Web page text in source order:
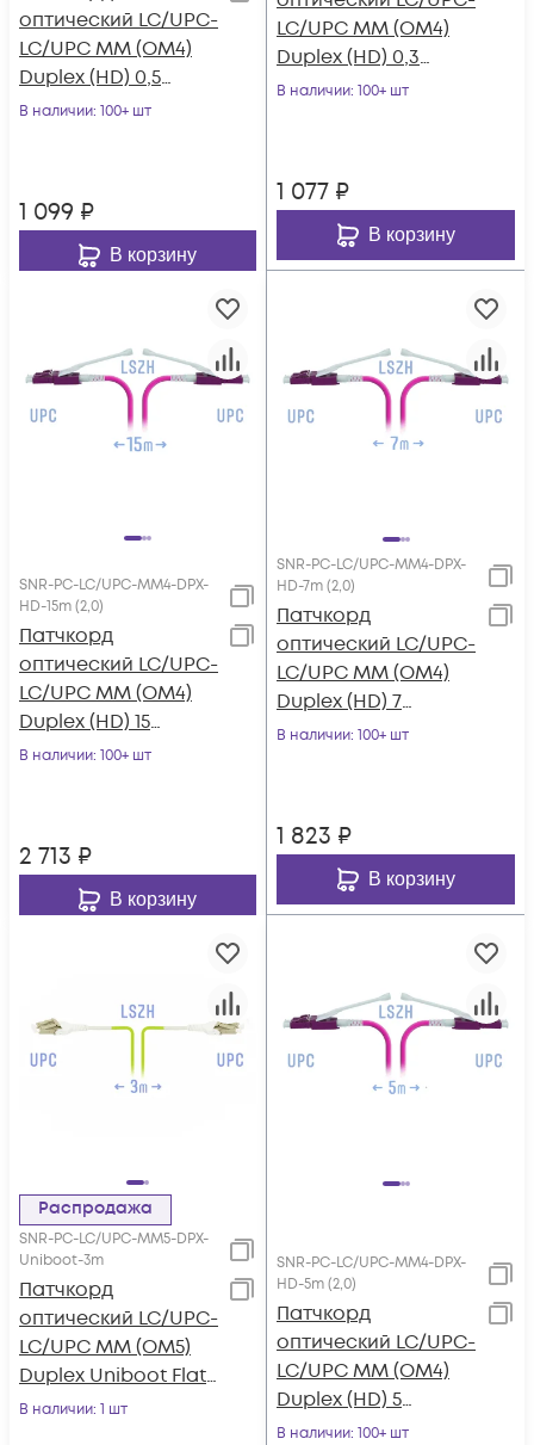
оптический LC/UPC-
LC/UPC MM (OM4)
Duplex (HD) 0,5
метрa, 2мм
В наличии: 100+ шт
1 099 ₽
В корзину
LC/UPC MM (OM4)
Duplex (HD) 0,3
метрa, 2мм
В наличии: 100+ шт
1 077 ₽
В корзину
SNR-PC-LC/UPC-MM4-DPX-
HD-15m (2,0)
Патчкорд
оптический LC/UPC-
LC/UPC MM (OM4)
Duplex (HD) 15
метров, 2мм
В наличии: 100+ шт
2 713 ₽
В корзину
SNR-PC-LC/UPC-MM4-DPX-
HD-7m (2,0)
Патчкорд
оптический LC/UPC-
LC/UPC MM (OM4)
Duplex (HD) 7
метров, 2мм
В наличии: 100+ шт
1 823 ₽
В корзину
Распродажа
SNR-PC-LC/UPC-MM5-DPX-
Uniboot-3m
Патчкорд
оптический LC/UPC-
LC/UPC MM (OM5)
Duplex Uniboot Flat
Clip 3 метрa
В наличии: 1 шт
SNR-PC-LC/UPC-MM4-DPX-
HD-5m (2,0)
Патчкорд
оптический LC/UPC-
LC/UPC MM (OM4)
Duplex (HD) 5
метров, 2мм
В наличии: 100+ шт